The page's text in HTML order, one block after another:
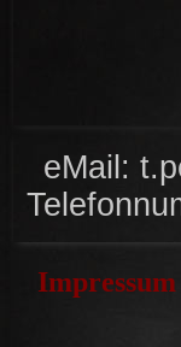
eMail:
Impressum